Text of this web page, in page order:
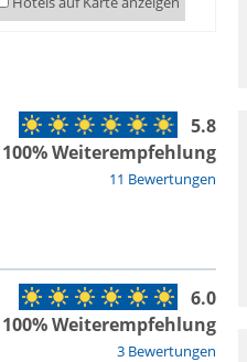
11 Bewertungen
5.8
100% Weiterempfehlung
3 Bewertungen
6.0
100% Weiterempfehlung